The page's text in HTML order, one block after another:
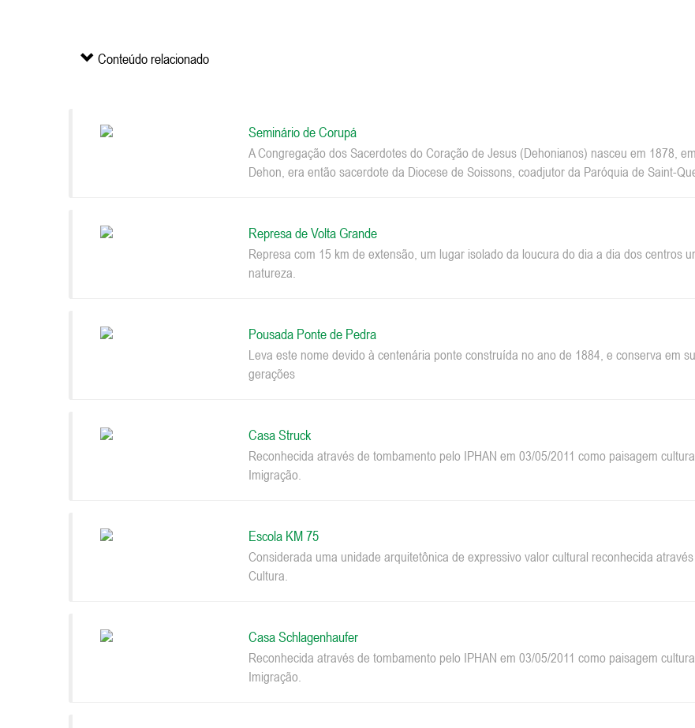
Conteúdo relacionado
Seminário de Corupá
A Congregação dos Sacerdotes do Coração de Jesus (Dehonianos) nasceu em 1878,
Dehon, era então sacerdote da Diocese de Soissons, coadjutor da Paróquia de Saint-
Represa de Volta Grande
Represa com 15 km de extensão, um lugar isolado da loucura do dia a dia dos centros
natureza.
Pousada Ponte de Pedra
Leva este nome devido à centenária ponte construída no ano de 1884, e conserva em
gerações
Casa Struck
Reconhecida através de tombamento pelo IPHAN em 03/05/2011 como paisagem
Imigração.
Escola KM 75
Considerada uma unidade arquitetônica de expressivo valor cultural reconhecida
Cultura.
Casa Schlagenhaufer
Reconhecida através de tombamento pelo IPHAN em 03/05/2011 como paisagem
Imigração.